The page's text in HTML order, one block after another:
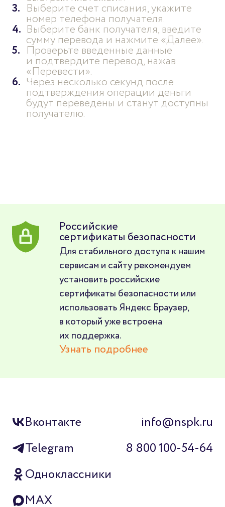
Выберите счет списания, укажите
номер телефона получателя.
Выберите банк получателя, введите
сумму перевода и нажмите «Далее».
Проверьте введенные данные
и подтвердите перевод, нажав
«Перевести».
Через несколько секунд после
подтверждения операции деньги
будут переведены и станут доступны
получателю.
Российские
сертификаты безопасности
Для стабильного доступа к нашим
сервисам и сайту рекомендуем
установить российские
сертификаты безопасности или
использовать Яндекс Браузер,
в который уже встроена
их поддержка.
Узнать подробнее
Вконтакте
Одноклассники
Telegram
MAX
info@nspk.ru
8 800 100-54-64